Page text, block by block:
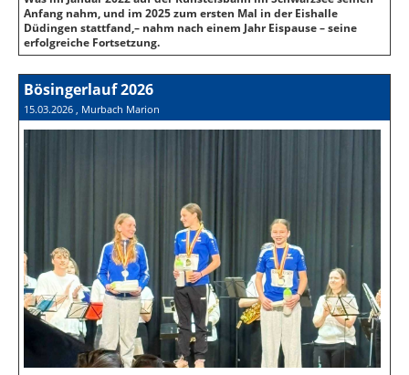
Anfang nahm, und im 2025 zum ersten Mal in der Eishalle
Düdingen stattfand,– nahm nach einem Jahr Eispause – seine
erfolgreiche Fortsetzung.
Bösingerlauf 2026
15.03.2026 , Murbach Marion